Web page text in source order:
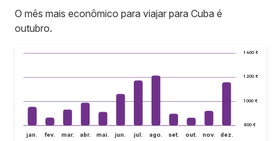
O mês mais econômico para viajar para Cuba é
outubro.
800 €
1 000 €
1 200 €
1 400 €
jan. fev. mar. abr. mai. jun. jul. ago. set. out. nov. dez.